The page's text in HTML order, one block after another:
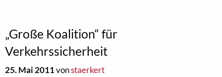
„Große Koalition“ für
Verkehrssicherheit
25. Mai 2011vonstaerkert